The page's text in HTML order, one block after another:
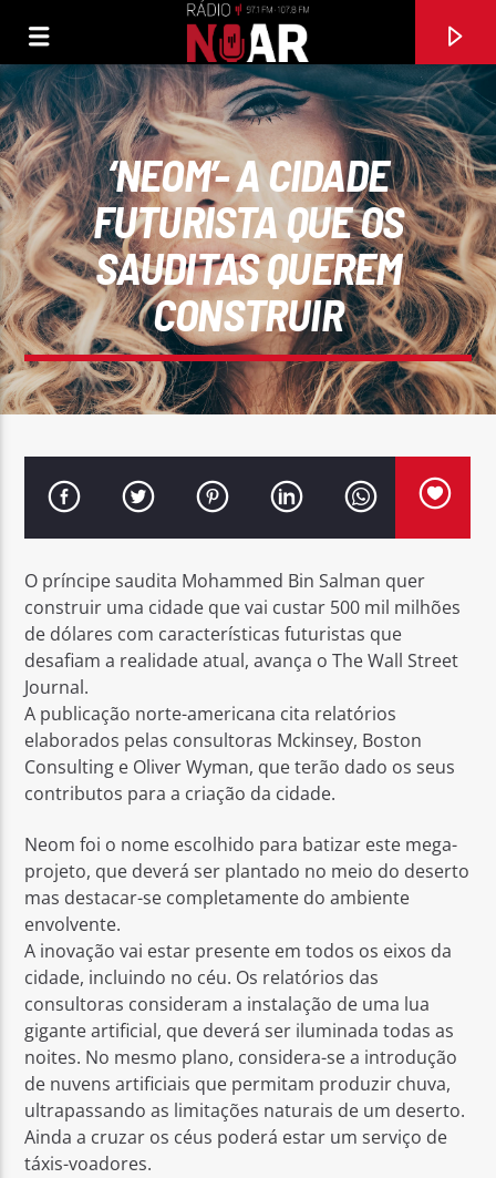
FAIXA ATUAL
EU FICO LOUCO
MIGUEL AZEVEDO
Rádio No ar
‘NEOM’- A CIDADE
FUTURISTA QUE OS
SAUDITAS QUEREM
CONSTRUIR
O príncipe saudita Mohammed Bin Salman quer
construir uma cidade que vai custar 500 mil milhões
de dólares com características futuristas que
desafiam a realidade atual, avança o The Wall Street
Journal.
A publicação norte-americana cita relatórios
elaborados pelas consultoras Mckinsey, Boston
Consulting e Oliver Wyman, que terão dado os seus
contributos para a criação da cidade.
Neom foi o nome escolhido para batizar este mega-
projeto, que deverá ser plantado no meio do deserto
mas destacar-se completamente do ambiente
envolvente.
A inovação vai estar presente em todos os eixos da
cidade, incluindo no céu. Os relatórios das
consultoras consideram a instalação de uma lua
gigante artificial, que deverá ser iluminada todas as
noites. No mesmo plano, considera-se a introdução
de nuvens artificiais que permitam produzir chuva,
ultrapassando as limitações naturais de um deserto.
Ainda a cruzar os céus poderá estar um serviço de
táxis-voadores.